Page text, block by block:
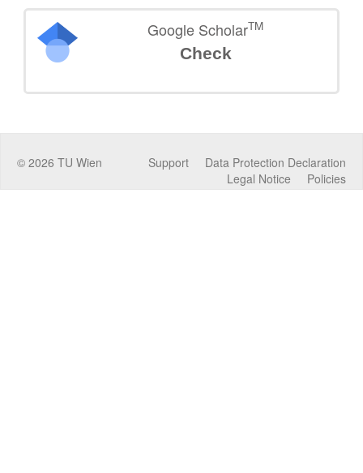
Google ScholarTM
Check
© 2026 TU Wien Data Protection Declaration
Support
Policies
Legal Notice